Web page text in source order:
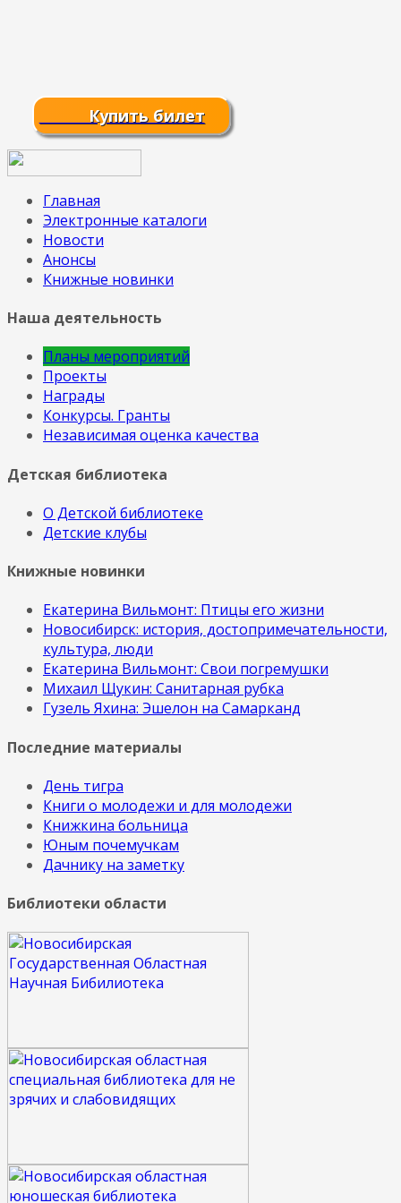
Купить билет
Главная
Электронные каталоги
Новости
Анонсы
Книжные новинки
Наша деятельность
Планы мероприятий
Проекты
Награды
Конкурсы. Гранты
Независимая оценка качества
Детская библиотека
О Детской библиотеке
Детские клубы
Книжные новинки
Екатерина Вильмонт: Птицы его жизни
Новосибирск: история, достопримечательности,
культура, люди
Екатерина Вильмонт: Свои погремушки
Михаил Щукин: Санитарная рубка
Гузель Яхина: Эшелон на Самарканд
Последние материалы
День тигра
Книги о молодежи и для молодежи
Книжкина больница
Юным почемучкам
Дачнику на заметку
Библиотеки области